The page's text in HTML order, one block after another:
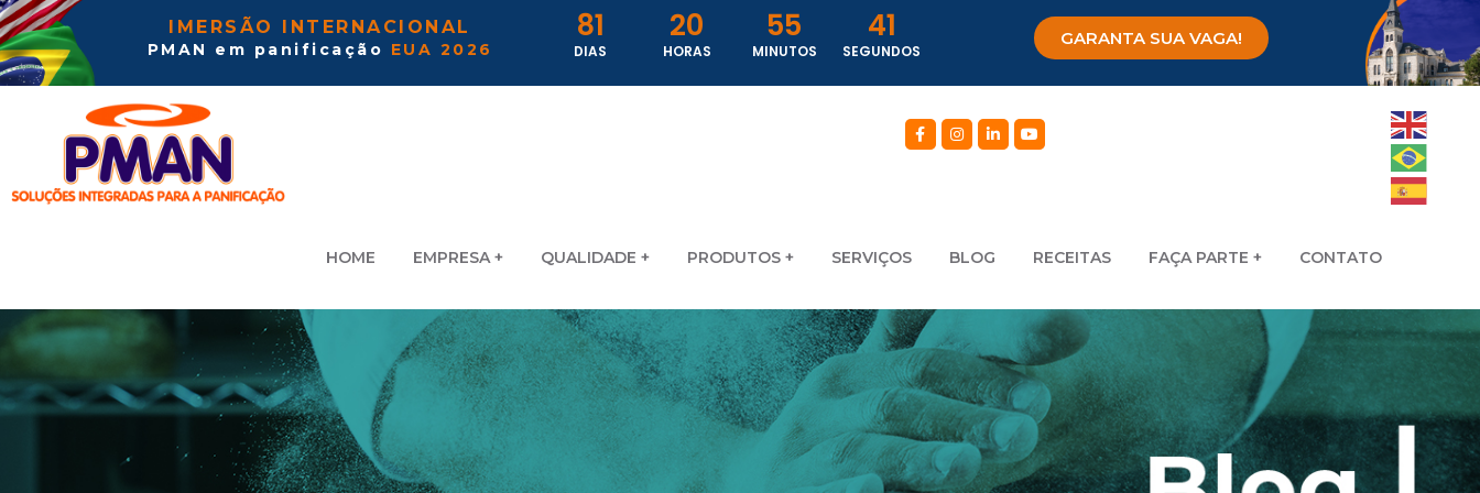
IMERSÃO INTERNACIONAL
PMAN em panificação EUA 2026
81
DIAS
20
HORAS
55
MINUTOS
39
SEGUNDOS
GARANTA SUA VAGA!
HOME EMPRESA QUALIDADE PRODUTOS SERVIÇOS BLOG RECEITAS FAÇA PARTE CONTATO